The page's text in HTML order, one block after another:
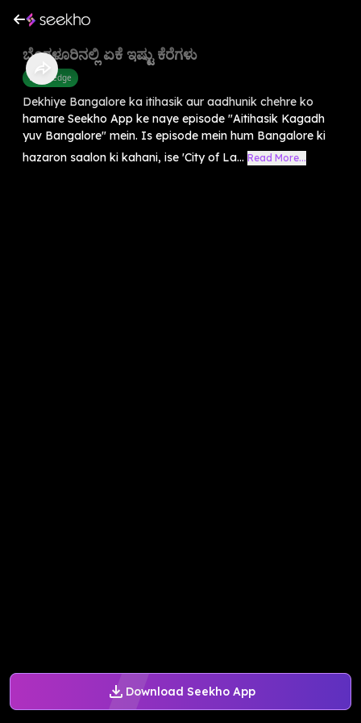
Download Seekho App
ಬೆಂಗಳೂರಿನಲ್ಲಿ ಏಕೆ ಇಷ್ಟು ಕೆರೆಗಳು
Knowledge
Dekhiye Bangalore ka itihasik aur aadhunik chehre ko
hamare Seekho App ke naye episode "Aitihasik Kagadh
yuv Bangalore" mein. Is episode mein hum Bangalore ki
hazaron saalon ki kahani, ise 'City of La... Read More...